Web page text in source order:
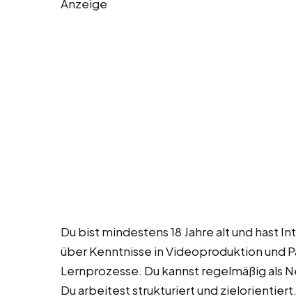
Anzeige
Du bist mindestens 18 Jahre alt und hast
über Kenntnisse in Videoproduktion und
Lernprozesse. Du kannst regelmäßig als
Du arbeitest strukturiert und